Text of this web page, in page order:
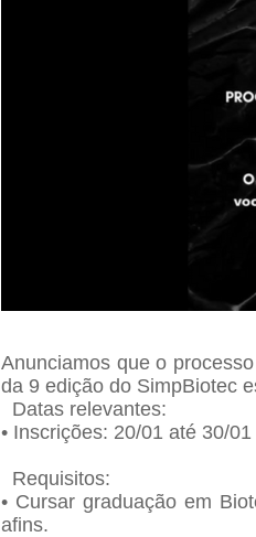
Anunciamos que o
da 9 edição do SimpBiotec
Datas relevantes:
• Inscrições: 20/01 até 30/01
Requisitos:
• Cursar graduação em
afins.